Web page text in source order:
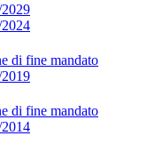
di fine mandato
di fine mandato